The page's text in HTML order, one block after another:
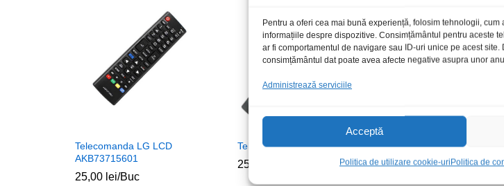
Pentru a oferi cea mai bună experiență, folosim tehnologii,
informațiile despre dispozitive. Consimțământul pentru aceste
ar fi comportamentul de navigare sau ID-uri unice pe acest
consimțământul dat poate avea afecte negative asupra unor
Administrează serviciile
Acceptă
Politica de utilizare cookie-uriPolitica de
Telecomanda LG LCD
AKB73715601
25,00 lei/Buc
Tel.Teletech.RC3902
25,00
Tel.Vortex LCD V19C-
V32Z